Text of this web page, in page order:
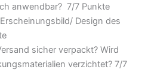
anwendbar? 7/7 Punkte
Design des
sicher verpackt? Wird
verzichtet? 7/7